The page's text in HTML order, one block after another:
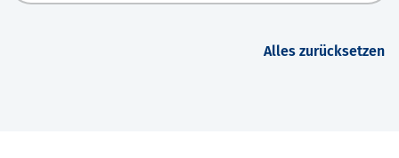
Alles zurücksetzen